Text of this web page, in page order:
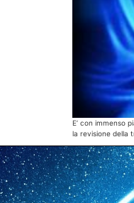
E’ con immenso
la revisione della